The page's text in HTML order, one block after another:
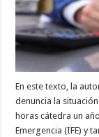
En este texto, la
denuncia la
horas cátedra un
Emergencia (IFE) y